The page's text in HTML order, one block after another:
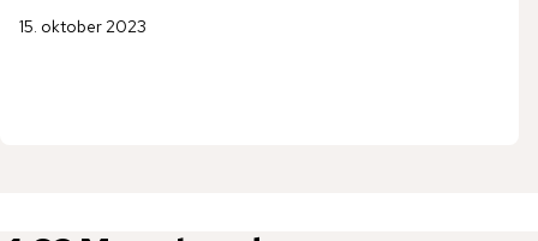
15. oktober 2023